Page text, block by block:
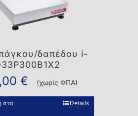
δαπέδου i-
€ (χωρίς ΦΠΑ)
στο
Details